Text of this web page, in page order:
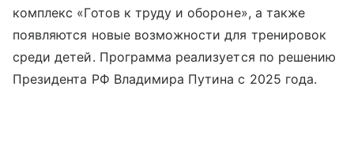
комплекс «Готов к труду и обороне», а также
появляются новые возможности для тренировок
среди детей. Программа реализуется по решению
Президента РФ Владимира Путина с 2025 года.